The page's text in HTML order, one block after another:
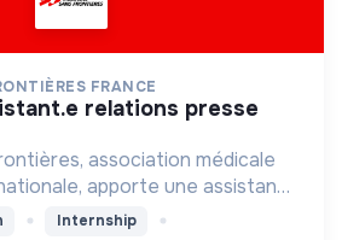
FRANCE
association médicale
apporte une assistance
dont la vie est
Internship